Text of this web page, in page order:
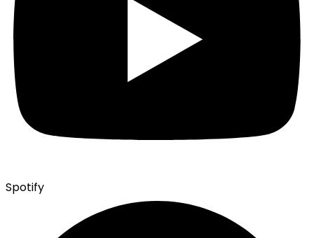
Spotify